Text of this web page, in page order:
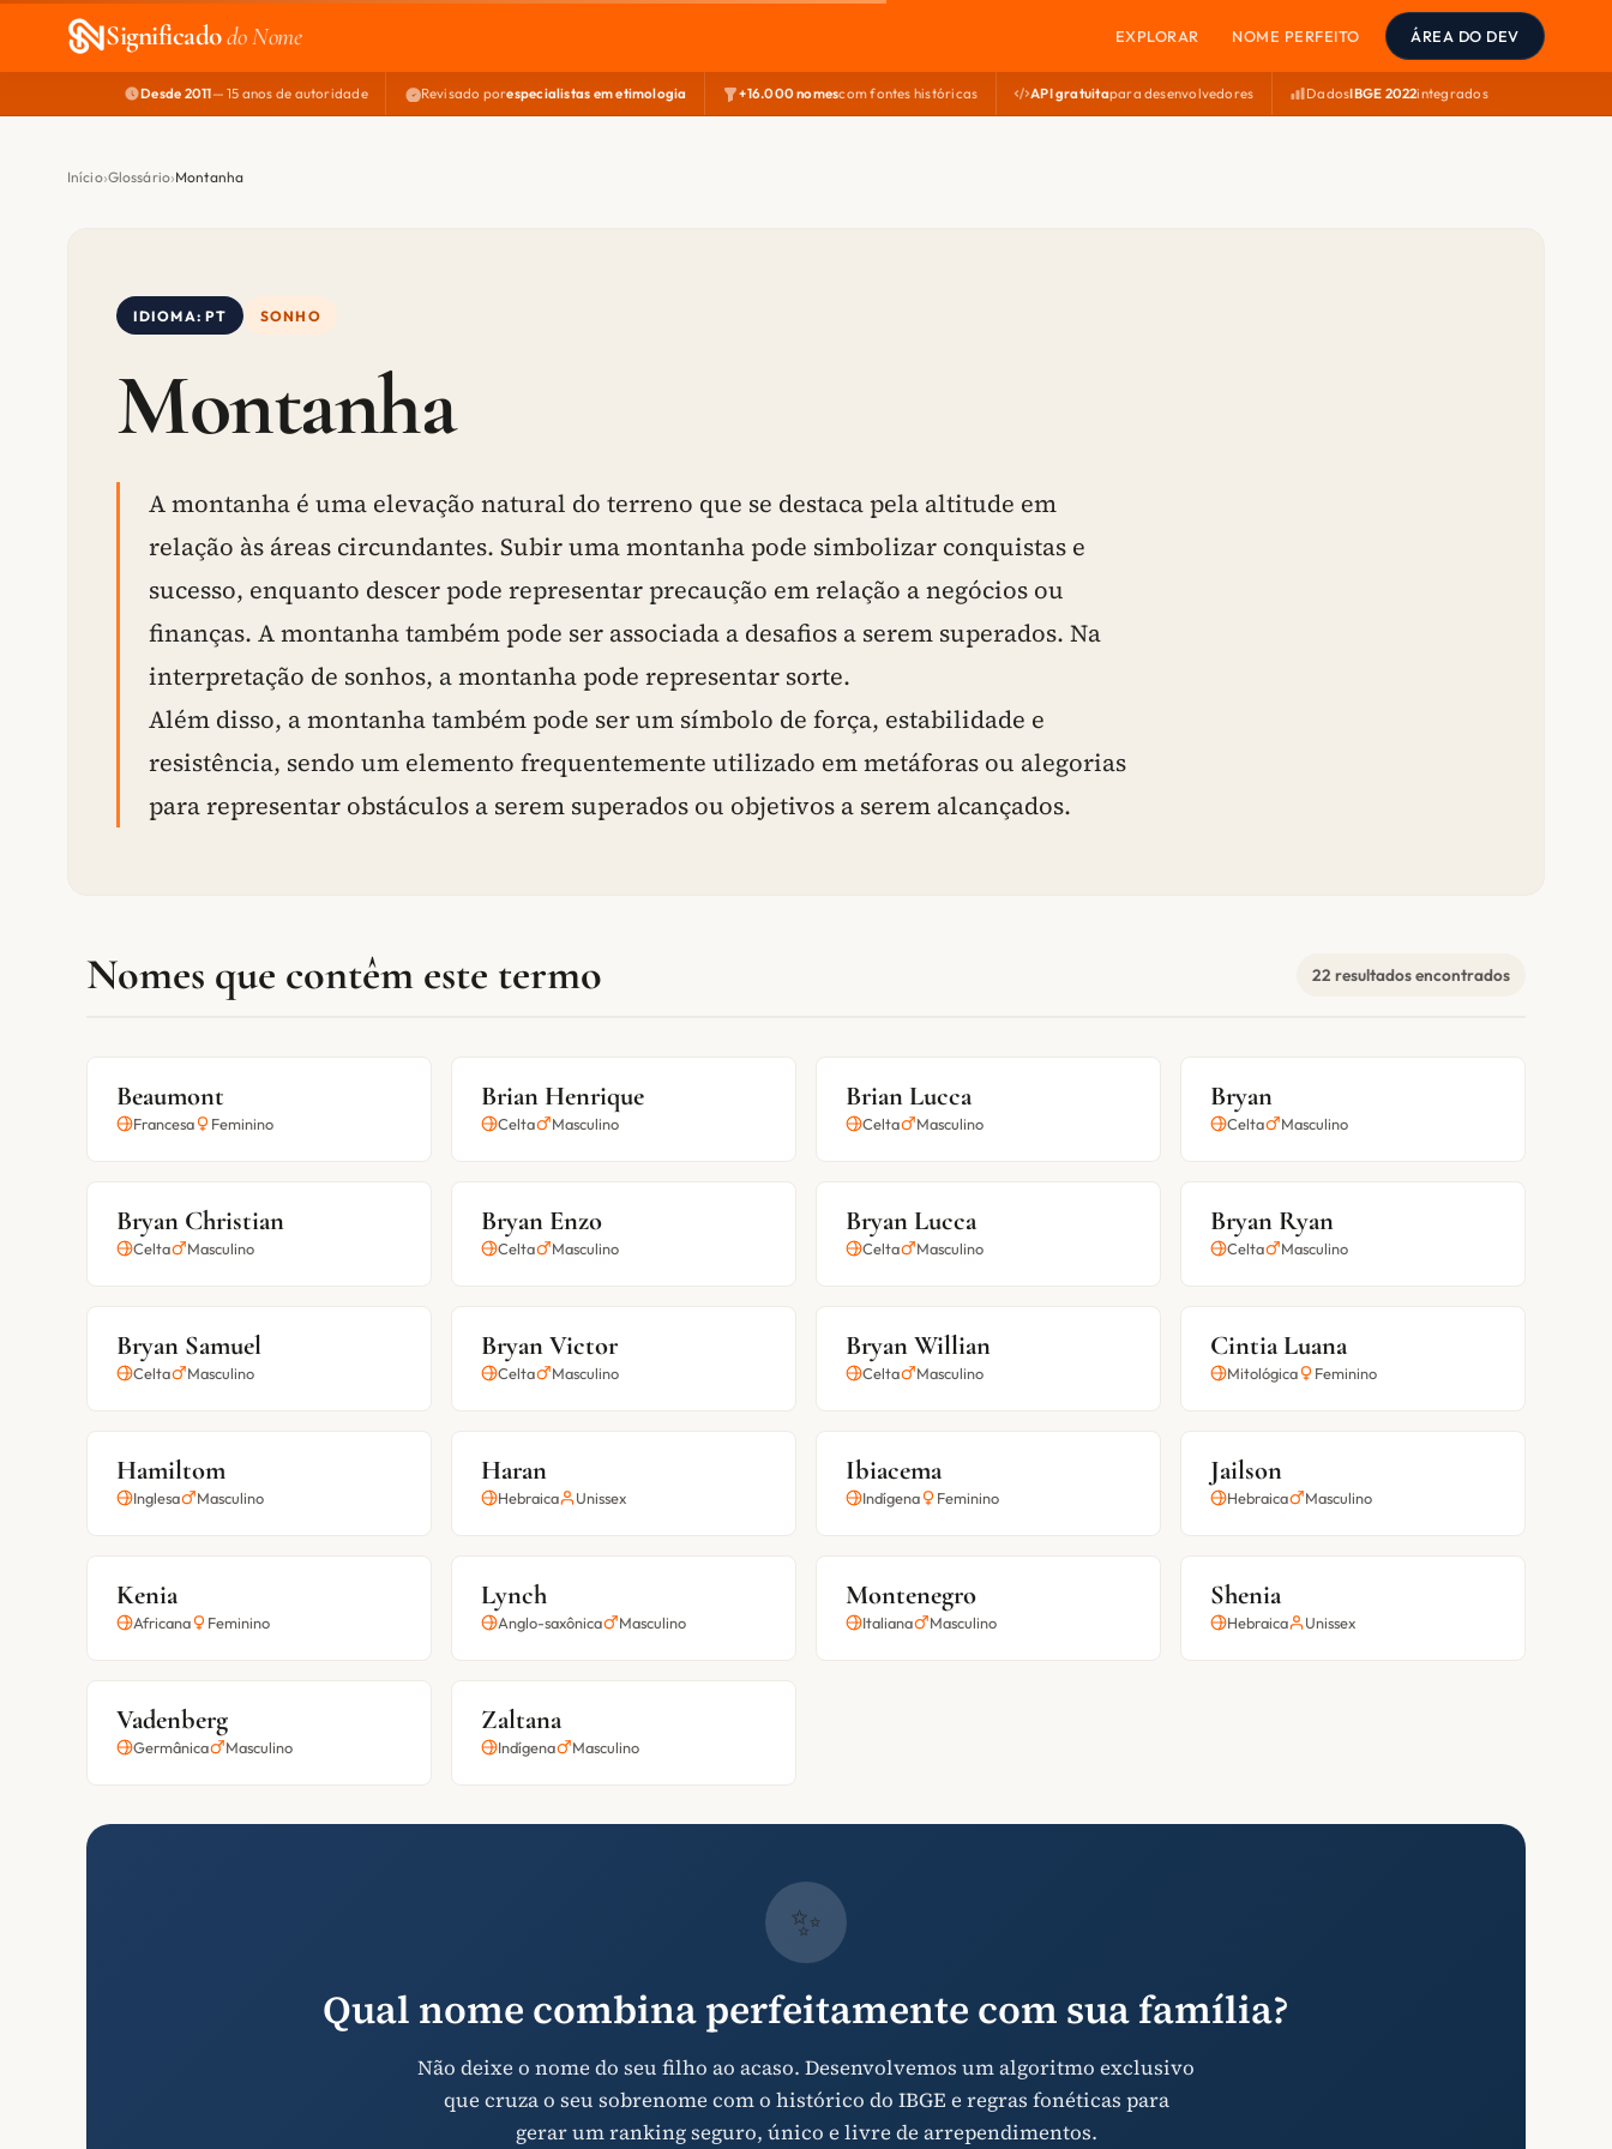
Significadodo Nome EXPLORAR NOME PERFEITO ÁREA DO DEV
Desde 2011— 15 anos de autoridade Revisado porespecialistas em etimologia +16.000 nomescom fontes históricas API gratuitapara desenvolvedores DadosIBGE 2022integrados
Início Glossário Montanha
IDIOMA: PT SONHO
Montanha
A montanha é uma elevação natural do terreno que se destaca pela altitude em
relação às áreas circundantes. Subir uma montanha pode simbolizar conquistas e
sucesso, enquanto descer pode representar precaução em relação a negócios ou
finanças. A montanha também pode ser associada a desafios a serem superados. Na
interpretação de sonhos, a montanha pode representar sorte.
Além disso, a montanha também pode ser um símbolo de força, estabilidade e
resistência, sendo um elemento frequentemente utilizado em metáforas ou alegorias
para representar obstáculos a serem superados ou objetivos a serem alcançados.
Nomes que contêm este termo 22 resultados encontrados
Beaumont
Francesa Feminino
Brian Henrique
Celta Masculino
Brian Lucca
Celta Masculino
Bryan
Celta Masculino
Bryan Christian
Celta Masculino
Bryan Enzo
Celta Masculino
Bryan Lucca
Celta Masculino
Bryan Ryan
Celta Masculino
Bryan Samuel
Celta Masculino
Bryan Victor
Celta Masculino
Bryan Willian
Celta Masculino
Cintia Luana
Mitológica Feminino
Hamiltom
Inglesa Masculino
Haran
Hebraica Unissex
Ibiacema
Indígena Feminino
Jailson
Hebraica Masculino
Kenia
Africana Feminino
Lynch
Anglo-saxônica Masculino
Montenegro
Italiana Masculino
Shenia
Hebraica Unissex
Vadenberg
Germânica Masculino
Zaltana
Indígena Masculino
✨
Qual nome combina perfeitamente com sua família?
Não deixe o nome do seu filho ao acaso. Desenvolvemos um algoritmo exclusivo
que cruza o seu sobrenome com o histórico do IBGE e regras fonéticas para
gerar um ranking seguro, único e livre de arrependimentos.